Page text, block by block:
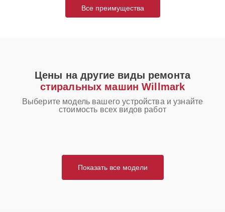
Все преимущества
Цены на другие виды ремонта
стиральных машин Willmark
Выберите модель вашего устройства и узнайте
стоимость всех видов работ
Показать все модели